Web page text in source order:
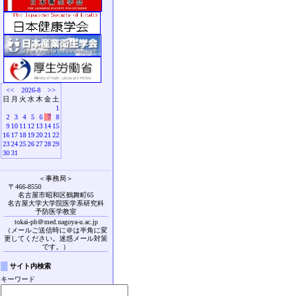
<< 2026-8
>>
日 月 火 水 木 金 土
1
2
3 4 5 6 7
8
9 10 11 12 13 14 15
16 17 18 19 20 21 22
23 24 25 26 27 28 29
30 31
＜事務局＞
〒466-8550
名古屋市昭和区鶴舞町65
名古屋大学大学院医学系研究科
予防医学教室
tokai-ph＠med.nagoya-u.ac.jp
（メールご送信時に＠は半角に変
更してください。迷惑メール対策
です。）
サイト内検索
キーワード